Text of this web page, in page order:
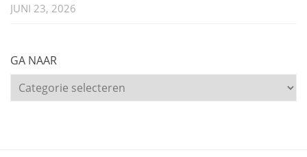
JUNI 23, 2026
GA NAAR
Ga
naar